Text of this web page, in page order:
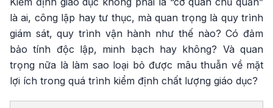
là ai, công lập hay tư thục, mà quan trọng là quy trình
giám sát, quy trình vận hành như thế nào? Có đảm
bảo tính độc lập, minh bạch hay không? Và quan
trọng nữa là làm sao loại bỏ được mâu thuẫn về mặt
lợi ích trong quá trình kiểm định chất lượng giáo dục?